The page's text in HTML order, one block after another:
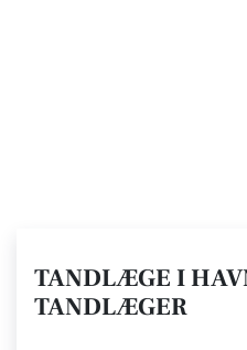
TANDLÆGE I
TANDLÆGER